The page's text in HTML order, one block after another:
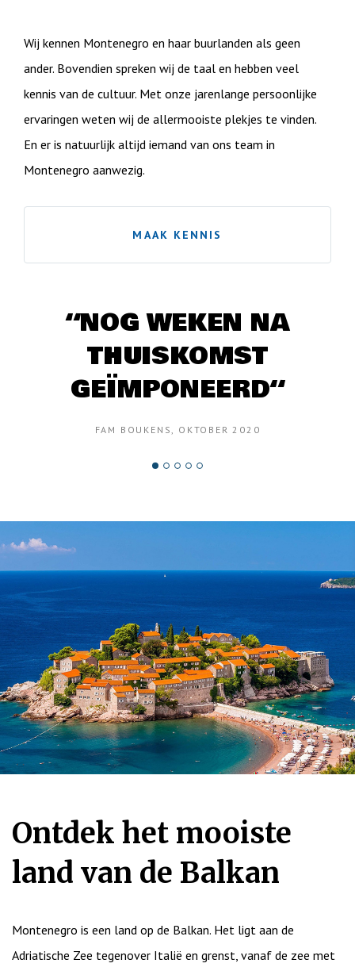
Wij kennen Montenegro en haar buurlanden als geen
ander. Bovendien spreken wij de taal en hebben veel
kennis van de cultuur. Met onze jarenlange persoonlijke
ervaringen weten wij de allermooiste plekjes te vinden.
En er is natuurlijk altijd iemand van ons team in
Montenegro aanwezig.
MAAK KENNIS
“NOG WEKEN NA
THUISKOMST
GEÏMPONEERD“
FAM BOUKENS, OKTOBER 2020
Ontdek het mooiste
land van de Balkan
Montenegro is een land op de Balkan. Het ligt aan de
Adriatische Zee tegenover Italië en grenst, vanaf de zee met